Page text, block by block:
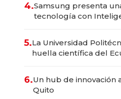
4.Samsung presenta
tecnología con
5.La Universidad
huella científica del
6.Un hub de innovación
Quito